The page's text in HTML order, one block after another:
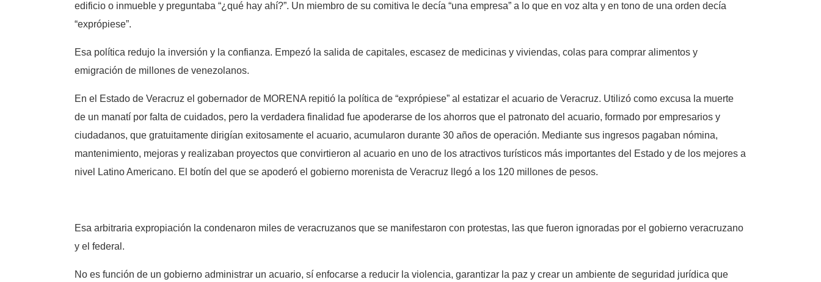
edificio o inmueble y preguntaba “¿qué hay ahí?”. Un miembro de su comitiva le decía “una empresa” a lo que en voz alta y en tono de una orden decía
“exprópiese”.
Esa política redujo la inversión y la confianza. Empezó la salida de capitales, escasez de medicinas y viviendas, colas para comprar alimentos y
emigración de millones de venezolanos.
En el Estado de Veracruz el gobernador de MORENA repitió la política de “exprópiese” al estatizar el acuario de Veracruz. Utilizó como excusa la muerte
de un manatí por falta de cuidados, pero la verdadera finalidad fue apoderarse de los ahorros que el patronato del acuario, formado por empresarios y
ciudadanos, que gratuitamente dirigían exitosamente el acuario, acumularon durante 30 años de operación. Mediante sus ingresos pagaban nómina,
mantenimiento, mejoras y realizaban proyectos que convirtieron al acuario en uno de los atractivos turísticos más importantes del Estado y de los mejores a
nivel Latino Americano. El botín del que se apoderó el gobierno morenista de Veracruz llegó a los 120 millones de pesos.
Esa arbitraria expropiación la condenaron miles de veracruzanos que se manifestaron con protestas, las que fueron ignoradas por el gobierno veracruzano
y el federal.
No es función de un gobierno administrar un acuario, sí enfocarse a reducir la violencia, garantizar la paz y crear un ambiente de seguridad jurídica que